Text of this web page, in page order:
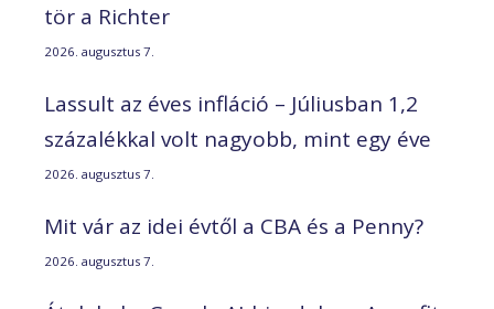
tör a Richter
2026. augusztus 7.
Lassult az éves infláció – Júliusban 1,2
százalékkal volt nagyobb, mint egy éve
2026. augusztus 7.
Mit vár az idei évtől a CBA és a Penny?
2026. augusztus 7.